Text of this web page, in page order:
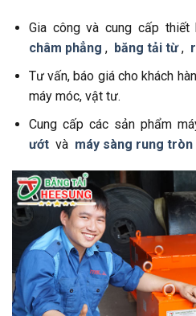
Gia công và cung cấp
châm phẳng , băng tải từ ,
Tư vấn, báo giá cho khách
máy móc, vật tư.
Cung cấp các sản phẩm
ướt và máy sàng rung tròn